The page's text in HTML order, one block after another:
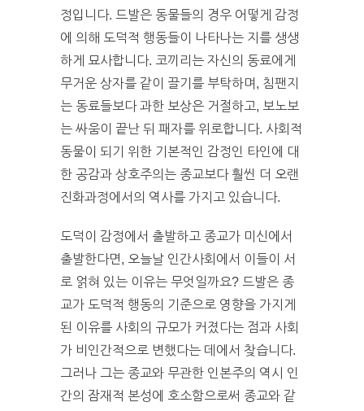
정입니다. 드발은 동물들의 경우 어떻게 감정
에 의해 도덕적 행동들이 나타나는 지를 생생
하게 묘사합니다. 코끼리는 자신의 동료에게
무거운 상자를 같이 끌기를 부탁하며, 침팬지
는 동료들보다 과한 보상은 거절하고, 보노보
는 싸움이 끝난 뒤 패자를 위로합니다. 사회적
동물이 되기 위한 기본적인 감정인 타인에 대
한 공감과 상호주의는 종교보다 훨씬 더 오랜
진화과정에서의 역사를 가지고 있습니다.
도덕이 감정에서 출발하고 종교가 미신에서
출발한다면, 오늘날 인간사회에서 이들이 서
로 얽혀 있는 이유는 무엇일까요? 드발은 종
교가 도덕적 행동의 기준으로 영향을 가지게
된 이유를 사회의 규모가 커졌다는 점과 사회
가 비인간적으로 변했다는 데에서 찾습니다.
그러나 그는 종교와 무관한 인본주의 역시 인
간의 잠재적 본성에 호소함으로써 종교와 같